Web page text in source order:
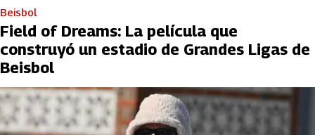
Beisbol
Field of Dreams: La película que
construyó un estadio de Grandes Ligas de
Beisbol